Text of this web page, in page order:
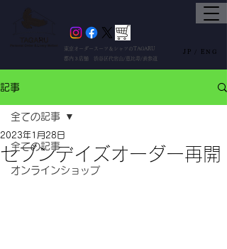
東京オーダースーツ＆シャツのTAGARU
都内３店舗 渋谷区代官山/恵比寿/表参道
ENG
JP /
記事
全ての記事
オンラインショップ
全ての記事
セブンデイズオーダー再開
2023年1月28日